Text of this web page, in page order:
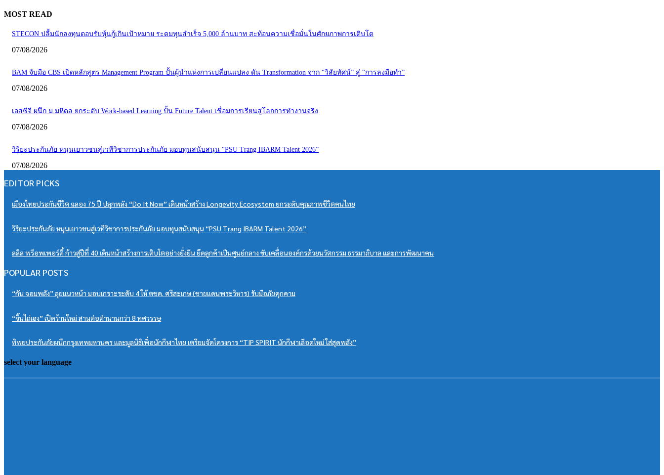
MOST READ
STECON ปลื้มนักลงทุนตอบรับหุ้นกู้เกินเป้าหมาย ระดมทุนสำเร็จ 5,000 ล้านบาท สะท้อนความเชื่อมั่นในศักยภาพการเติบโต
07/08/2026
BAM จับมือ CBS เปิดหลักสูตร Management Program ปั้นผู้นำแห่งการเปลี่ยนแปลง ดัน Transformation จาก “วิสัยทัศน์” สู่ “การลงมือทำ”
07/08/2026
เอสซีจี ผนึก ม.มหิดล ยกระดับ Work-based Learning ปั้น Future Talent เชื่อมการเรียนสู่โลกการทำงานจริง
07/08/2026
วิริยะประกันภัย หนุนเยาวชนสู่เวทีวิชาการประกันภัย มอบทุนสนับสนุน “PSU Trang IBARM Talent 2026”
07/08/2026
EDITOR PICKS
เมืองไทยประกันชีวิต ฉลอง 75 ปี ปลุกพลัง “Do It Now” เดินหน้าสร้าง Longevity Ecosystem ยกระดับคุณภาพชีวิตคนไทย
วิริยะประกันภัย หนุนเยาวชนสู่เวทีวิชาการประกันภัย มอบทุนสนับสนุน “PSU Trang IBARM Talent 2026”
ลลิล พร็อพเพอร์ตี้ ก้าวสู่ปีที่ 40 เดินหน้าสร้างการเติบโตอย่างยั่งยืน ยึดลูกค้าเป็นศูนย์กลาง ขับเคลื่อนองค์กรด้วยนวัตกรรม ธรรมาภิบาล และการพัฒนาคน
POPULAR POSTS
“กัน จอมพลัง” ลุยแนวหน้า มอบเกราะระดับ 4 ให้ ตชด. ศรีสะเกษ (ชายแดนพระวิหาร) รับมือภัยคุกคาม
“จิ้นไถ่เฮง” เปิดร้านใหม่ สานต่อตำนานกว่า 8 ทศวรรษ
ทิพยประกันภัยผนึกกรุงเทพมหานคร และมูลนิธิเพื่อนักกีฬาไทย เตรียมจัดโครงการ “TIP SPIRIT นักกีฬาเลือดใหม่ ใส่สุดพลัง”
select your language